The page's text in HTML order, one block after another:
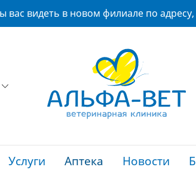
вас видеть в новом филиале по
Услуги Аптека Новости